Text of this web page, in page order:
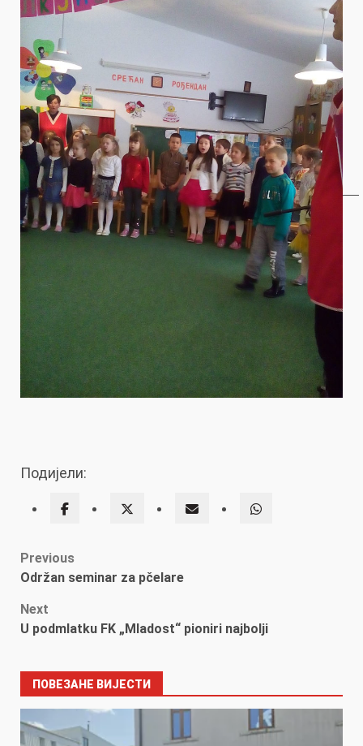
Подијели:
Post
Previous
Održan seminar za pčelare
Next
U podmlatku FK „Mladost“ pioniri najbolji
ПОВЕЗАНЕ ВИЈЕСТИ